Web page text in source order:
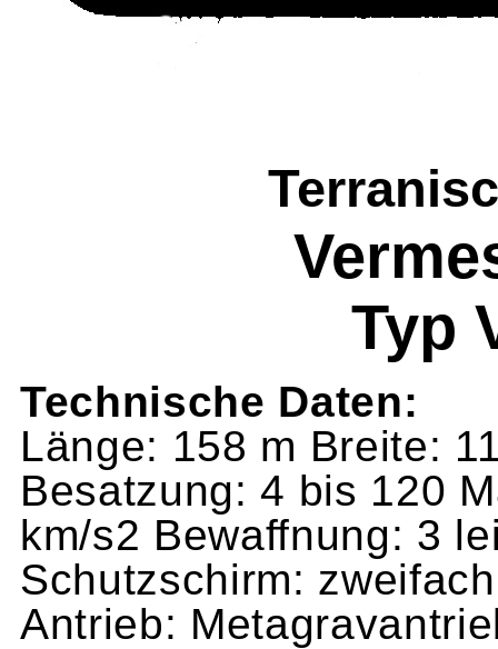
Typ
Technische Daten:
Länge: 158 m Breite:
Besatzung: 4 bis 120
km/s2 Bewaffnung: 3
Schutzschirm:
Antrieb: